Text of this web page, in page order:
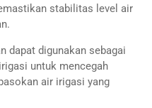
stabilitas level air
dapat digunakan sebagai
untuk mencegah
air irigasi yang